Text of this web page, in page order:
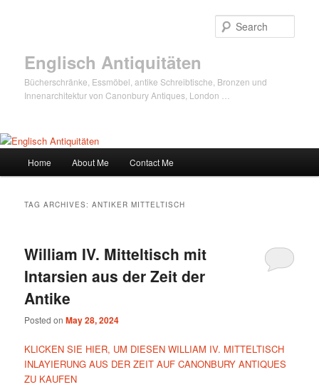
Englisch Antiquitäten
Bücherschränke, Essmöbel, antike Schreibtische, Bronzen und
Innenarchitektur von Canonbury Antiques, London …
Skip
content
Skip
content
Home About Me Contact Me
TAG ARCHIVES:ANTIKER MITTELTISCH
William IV. Mitteltisch mit
Intarsien aus der Zeit der
Antike
Posted onMay 28, 2024
KLICKEN SIE HIER, UM DIESEN WILLIAM IV. MITTELTISCH
INLAYIERUNG AUS DER ZEIT AUF CANONBURY ANTIQUES
ZU KAUFEN